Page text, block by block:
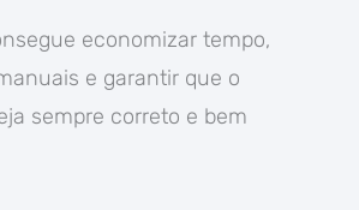
economizar tempo,
e garantir que o
sempre correto e bem